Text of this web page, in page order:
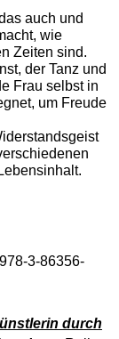
auch und
wie
Zeiten sind.
der Tanz und
Frau selbst in
um Freude
3-86356-
durch